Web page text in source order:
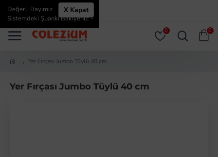
ÜYE GIRIŞI ÜYE OL
0 0
X Kapat
Değerli Bayimiz
Sistemdeki Şuanki Bakiyeniz: -
Yer Fırçası Jumbo Tüylü 40 cm
Yer Fırçası Jumbo Tüylü 40 cm